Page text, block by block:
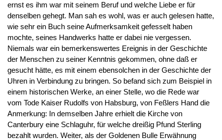
ernst es ihm war mit seinem Beruf und welche Liebe er für
denselben gehegt. Man sah es wohl, was er auch gelesen hatte,
wie sehr ein Buch seine Aufmerksamkeit gefesselt haben
mochte, seines Handwerks hatte er dabei nie vergessen.
Niemals war ein bemerkenswertes Ereignis in der Geschichte
der Menschen zu seiner Kenntnis gekommen, ohne daß er
gesucht hätte, es mit einem ebensolchen in der Geschichte der
Uhren in Verbindung zu bringen. So befand sich zum Beispiel in
einem historischen Werke, an einer Stelle, wo die Rede war
vom Tode Kaiser Rudolfs von Habsburg, von Feßlers Hand die
Anmerkung: In demselben Jahre erhielt die Kirche von
Canterbury eine Schlaguhr, für welche dreißig Pfund Sterling
bezahlt wurden. Weiter, als der Goldenen Bulle Erwähnung